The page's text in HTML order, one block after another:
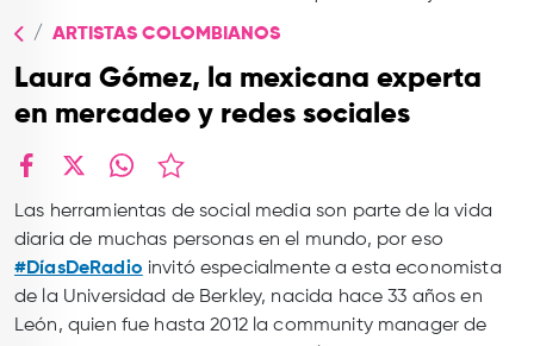
CONTACTO
ARTISTAS COLOMBIANOS
Laura Gómez, la mexicana experta
en mercadeo y redes sociales
Las herramientas de social media son parte de la vida
diaria de muchas personas en el mundo, por eso
#DíasDeRadio invitó especialmente a esta economista
de la Universidad de Berkley, nacida hace 33 años en
León, quien fue hasta 2012 la community manager de